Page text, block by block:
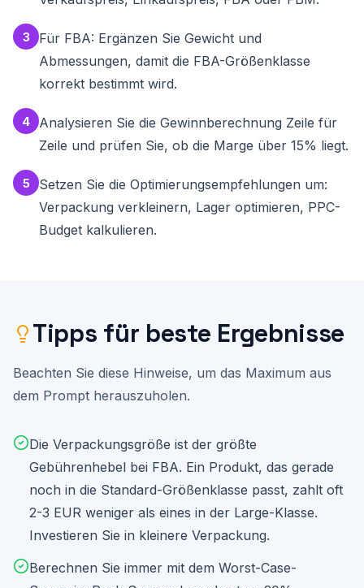
3
Für FBA: Ergänzen Sie Gewicht und
Abmessungen, damit die FBA-Größenklasse
korrekt bestimmt wird.
4
Analysieren Sie die Gewinnberechnung Zeile für
Zeile und prüfen Sie, ob die Marge über 15% liegt.
5
Setzen Sie die Optimierungsempfehlungen um:
Verpackung verkleinern, Lager optimieren, PPC-
Budget kalkulieren.
Tipps für beste Ergebnisse
Beachten Sie diese Hinweise, um das Maximum aus
dem Prompt herauszuholen.
Die Verpackungsgröße ist der größte
Gebührenhebel bei FBA. Ein Produkt, das gerade
noch in die Standard-Größenklasse passt, zahlt oft
2-3 EUR weniger als eines in der Large-Klasse.
Investieren Sie in kleinere Verpackung.
Berechnen Sie immer mit dem Worst-Case-